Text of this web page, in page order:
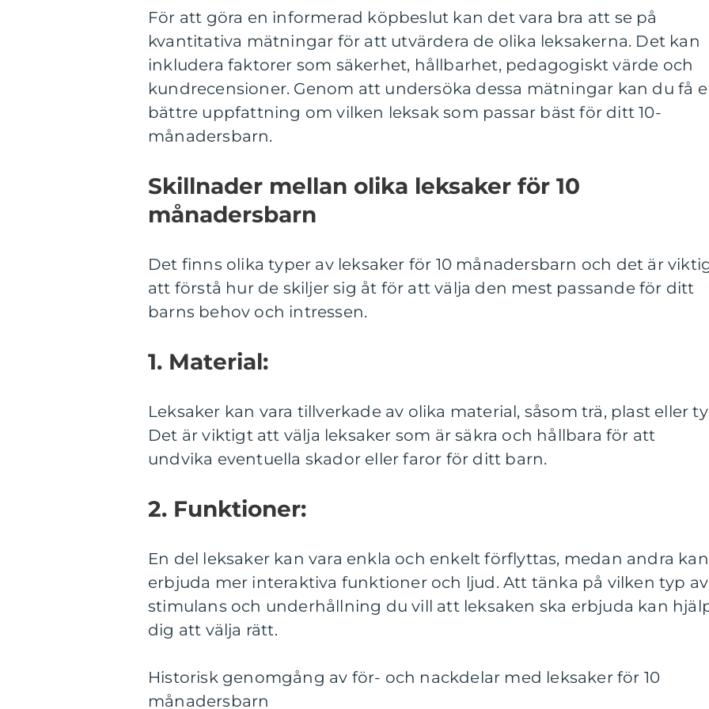
För att göra en informerad köpbeslut kan det vara bra att se på
kvantitativa mätningar för att utvärdera de olika leksakerna. Det kan
inkludera faktorer som säkerhet, hållbarhet, pedagogiskt värde och
kundrecensioner. Genom att undersöka dessa mätningar kan du få
bättre uppfattning om vilken leksak som passar bäst för ditt 10-
månadersbarn.
Skillnader mellan olika leksaker för 10
månadersbarn
Det finns olika typer av leksaker för 10 månadersbarn och det är
att förstå hur de skiljer sig åt för att välja den mest passande för ditt
barns behov och intressen.
1. Material:
Leksaker kan vara tillverkade av olika material, såsom trä, plast eller
Det är viktigt att välja leksaker som är säkra och hållbara för att
undvika eventuella skador eller faror för ditt barn.
2. Funktioner:
En del leksaker kan vara enkla och enkelt förflyttas, medan andra kan
erbjuda mer interaktiva funktioner och ljud. Att tänka på vilken typ av
stimulans och underhållning du vill att leksaken ska erbjuda kan
dig att välja rätt.
Historisk genomgång av för- och nackdelar med leksaker för 10
månadersbarn